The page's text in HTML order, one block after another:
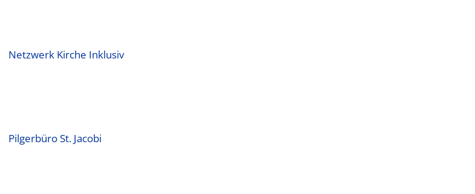
Netzwerk Kirche Inklusiv
Pilgerbüro St. Jacobi